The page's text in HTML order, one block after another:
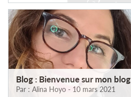
Blog : Bienvenue sur mon blog
Par : Alina Hoyo - 10 mars 2021